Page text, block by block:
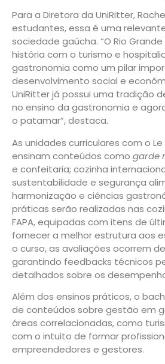
Para a Diretora da UniRitter,
estudantes, essa é uma
sociedade gaúcha. “O Rio
história com o turismo e
gastronomia como um pilar
desenvolvimento social e
UniRitter já possui uma tradição
no ensino da gastronomia e
o patamar”, destaca.
As unidades curriculares com o
ensinam conteúdos como garde
e confeitaria; cozinha
sustentabilidade e segurança
harmonização e ciências
práticas serão realizadas nas
FAPA, equipadas com itens de
fornecer a melhor estrutura aos
o curso, as avaliações ocorrem
garantindo feedbacks técnicos
detalhados sobre os
Além dos ensinos práticos, o
de conteúdos sobre gestão em
áreas correlacionadas, como
com o intuito de formar
empreendedores e gestores.